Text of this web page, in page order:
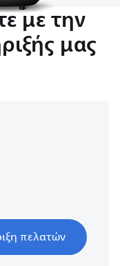
με την
μας
πελατών